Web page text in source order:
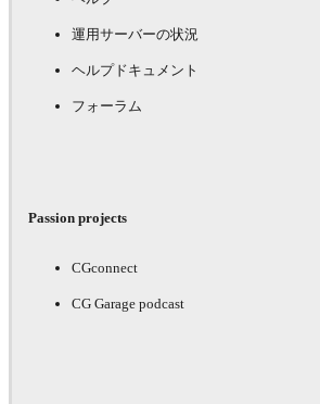
運用サーバーの状況
ヘルプドキュメント
フォーラム
Passion projects
CGconnect
CG Garage podcast